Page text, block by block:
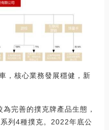
，核心業務發展穩健，新
完善的撲克牌產品生態，
列4種撲克。2022年底公